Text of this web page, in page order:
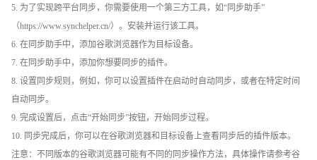
5. 为了实现跨平台同步，你需要使用一个第三方工具，如“同步助手”
（https://www.synchelper.cn/）。安装并运行该工具。
6. 在同步助手中，添加谷歌浏览器作为目标设备。
7. 在同步助手中，添加你想要同步的插件。
8. 设置同步规则，例如，你可以设置插件在启动时自动同步，或者在特定时间
自动同步。
9. 完成设置后，点击“开始同步”按钮，开始同步过程。
10. 同步完成后，你可以在谷歌浏览器和目标设备上查看同步后的插件版本。
注意：不同版本的谷歌浏览器可能有不同的同步操作方法，具体操作请参考谷